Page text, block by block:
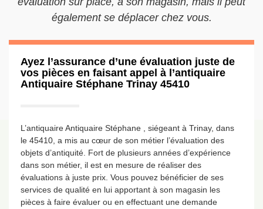
également se déplacer chez vous.
Ayez l’assurance d’une évaluation juste de
vos pièces en faisant appel à l’antiquaire
Antiquaire Stéphane Trinay 45410
L’antiquaire Antiquaire Stéphane , siégeant à Trinay, dans
le 45410, a mis au cœur de son métier l’évaluation des
objets d’antiquité. Fort de plusieurs années d’expérience
dans son métier, il est en mesure de réaliser des
évaluations à juste prix. Vous pouvez bénéficier de ses
services de qualité en lui apportant à son magasin les
pièces à faire évaluer ou en effectuant une demande